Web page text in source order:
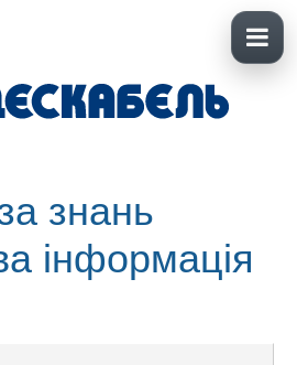
знань
інформація